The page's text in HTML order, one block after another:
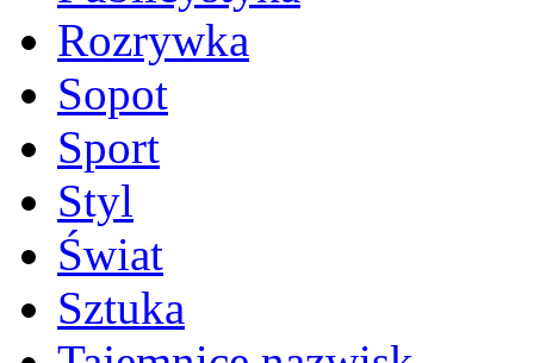
Rozrywka
Sopot
Sport
Styl
Świat
Sztuka